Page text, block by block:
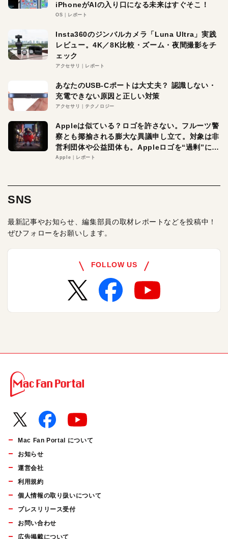
iPhoneがAIの入り口になる未来はすぐそこ！
OS レポート
Insta360のジンバルカメラ「Luna Ultra」実践
レビュー。4K／8K比較・ズーム・夜間撮影をチ
ェック
アクセサリ レポート
あなたのUSB-Cポートは大丈夫？ 認識しない・
充電できない原因と正しい対策
アクセサリ テクノロジー
Appleは似ている？ロゴを許さない。フルーツ警
察とも揶揄される膨大な異議申し立て。対象は非
営利団体や公益団体も。Appleロゴを“過剰”に守
る理由とは
Apple レポート
SNS
最新記事やお知らせ、編集部員の取材レポートなどを投稿中！
ぜひフォローをお願いします。
FOLLOW US
Mac Fan Portal について
お知らせ
運営会社
利用規約
個人情報の取り扱いについて
プレスリリース受付
お問い合わせ
広告掲載について